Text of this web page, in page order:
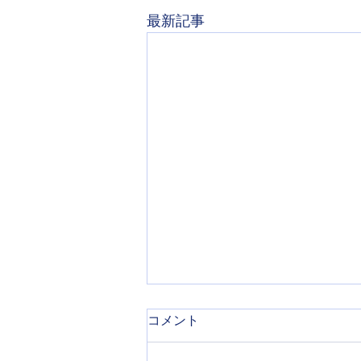
最新記事
「私と繋がる」2023年6月19
コメント